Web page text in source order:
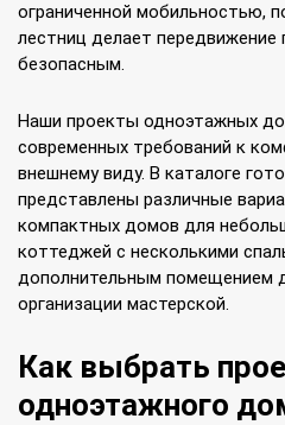
ограниченной мобильностью,
лестниц делает
безопасным.
Наши проекты одноэтажных
современных требований к
внешнему виду. В каталоге
представлены различные
компактных домов для
коттеджей с несколькими
дополнительным помещением
организации мастерской.
Как выбрать
одноэтажного